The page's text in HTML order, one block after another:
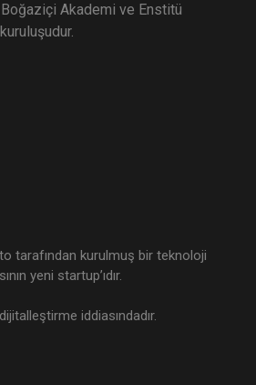
Akademi ve Enstitü
tarafından kurulmuş bir teknoloji
yeni startup’ıdır.
iddiasındadır.